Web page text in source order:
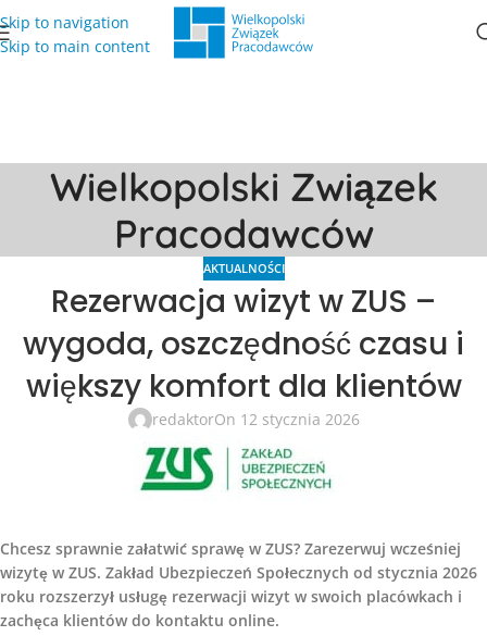
Skip to navigation
Skip to main content
Wielkopolski Związek
Pracodawców
AKTUALNOŚCI
Rezerwacja wizyt w ZUS –
wygoda, oszczędność czasu i
większy komfort dla klientów
redaktorOn 12 stycznia 2026
Chcesz sprawnie załatwić sprawę w ZUS? Zarezerwuj wcześniej
wizytę w ZUS. Zakład Ubezpieczeń Społecznych od stycznia 2026
roku rozszerzył usługę rezerwacji wizyt w swoich placówkach i
zachęca klientów do kontaktu online.